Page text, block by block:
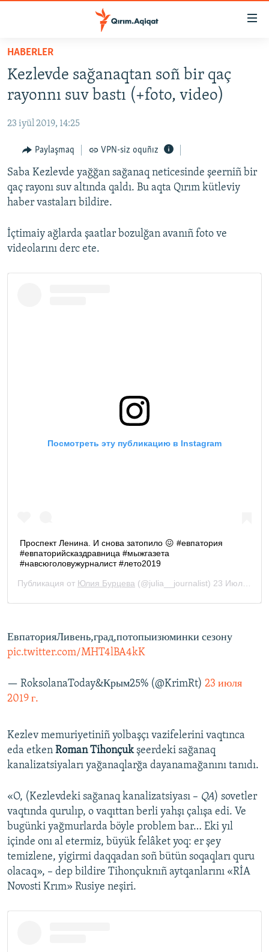
Esas
qaytmaq
Baş
navigatsiyağa
qaytmaq
qaytmaq
HABERLER
İQTİSADİYAT
CEMİYET
MEDENİYET
İNSAN AQLARI
VİDEO
BLOGLAR
HABERLER
Kezlevde sağanaqtan soñ bir qaç
rayonnı suv bastı (+foto, video)
23 iyül 2019, 14:25
Paylaşmaq VPN-siz oquñız
Saba Kezlevde yağğan sağanaq neticesinde şeerniñ bir
qaç rayonı suv altında qaldı. Bu aqta Qırım kütleviy
haber vastaları bildire.
İçtimaiy ağlarda şaatlar bozulğan avanıñ foto ve
videolarını derc ete.
ЕвпаторияЛивень,град,потопыизюминки сезону
pic.twitter.com/MHT4lBA4kK
— RoksolanaToday&Крым25% (@KrimRt) 23 июля
2019 г.
Kezlev memuriyetiniñ yolbaşçı vazifelerini vaqtınca
eda etken Roman Tihonçukşeerdeki sağanaq
kanalizatsiyaları yağanaqlarğa dayanamağanını tanıdı.
«O, (Kezlevdeki sağanaq kanalizatsiyası – QA) sovetler
vaqtında qurulıp, o vaqıttan berli yahşı çalışa edi. Ve
bugünki yağmurlarda böyle problem bar… Eki yıl
içinde onı al etermiz, büyük felâket yoq: er şey
temizlene, yigirmi daqqadan soñ bütün soqaqları quru
olacaq», – dep bildire Tihonçuknıñ aytqanlarını «RİA
Novosti Krım» Rusiye neşiri.